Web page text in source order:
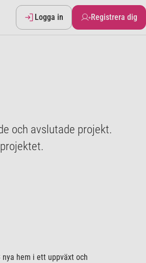
Logga in Registrera dig
och avslutade projekt.
hem i ett uppväxt och